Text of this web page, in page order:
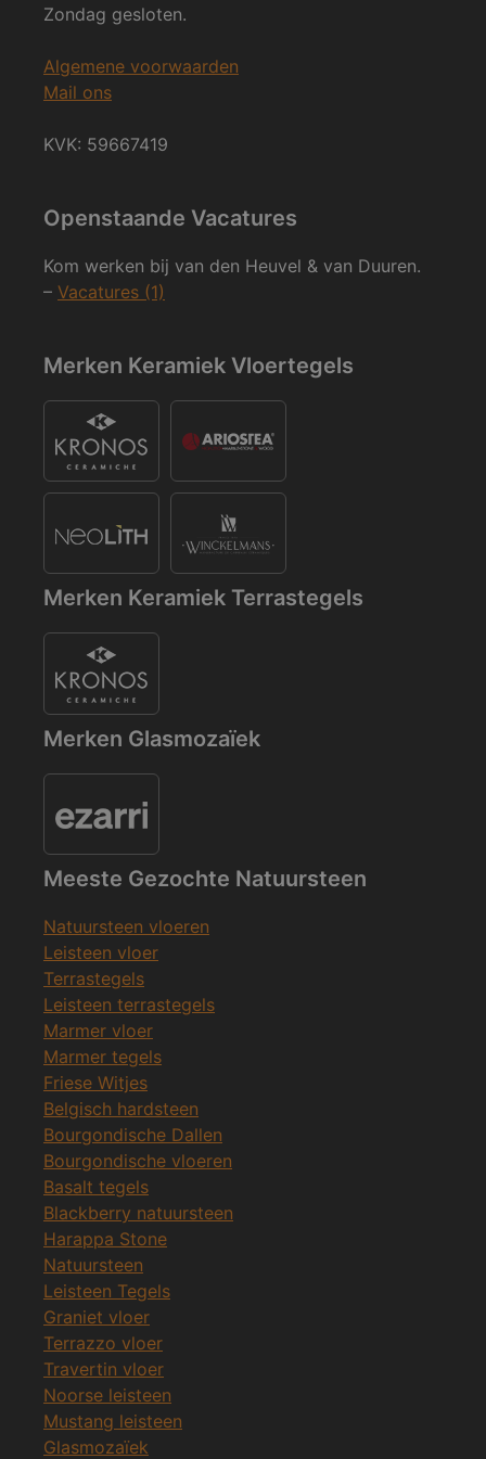
Zondag gesloten.
Algemene voorwaarden
Mail ons
KVK: 59667419
Openstaande Vacatures
Kom werken bij van den Heuvel & van Duuren.
– Vacatures (1)
Merken Keramiek Vloertegels
Merken Keramiek Terrastegels
Merken Glasmozaïek
Meeste Gezochte Natuursteen
Natuursteen vloeren
Leisteen vloer
Terrastegels
Leisteen terrastegels
Marmer vloer
Marmer tegels
Friese Witjes
Belgisch hardsteen
Bourgondische Dallen
Bourgondische vloeren
Basalt tegels
Blackberry natuursteen
Harappa Stone
Natuursteen
Leisteen Tegels
Graniet vloer
Terrazzo vloer
Travertin vloer
Noorse leisteen
Mustang leisteen
Glasmozaïek